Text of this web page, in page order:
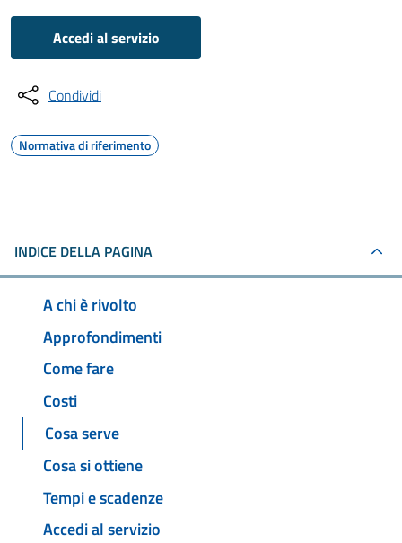
Accedi al servizio
Condividi
Normativa di riferimento
INDICE DELLA PAGINA
A chi è rivolto
Approfondimenti
Come fare
Costi
Cosa serve
Cosa si ottiene
Tempi e scadenze
Accedi al servizio